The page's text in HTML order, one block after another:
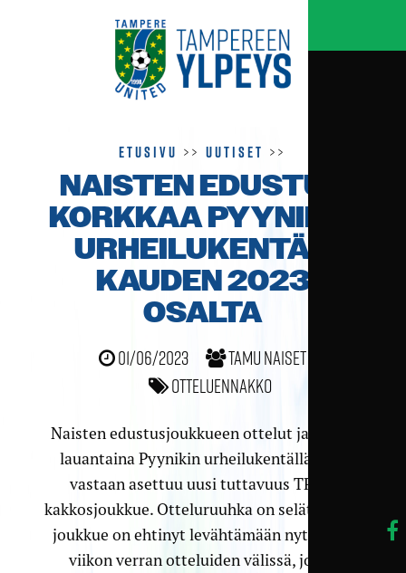
Etusivu >>Uutiset >>
NAISTEN EDUSTUS
KORKKAA PYYNIKIN
URHEILUKENTÄN
KAUDEN 2023
OSALTA
01/06/2023
TamU naiset
Otteluennakko
Naisten edustusjoukkueen ottelut jatkuvat
lauantaina Pyynikin urheilukentällä, kun
vastaan asettuu uusi tuttavuus TPS:n
kakkosjoukkue. Otteluruuhka on selätetty, ja
joukkue on ehtinyt levähtämään nyt reilun
viikon verran otteluiden välissä, joten